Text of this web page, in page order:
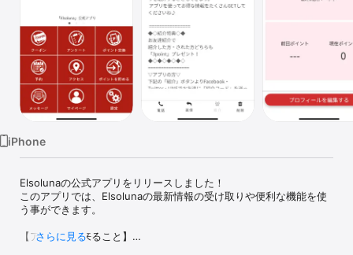
iPhone
Elsolunaの公式アプリをリリースしました！
このアプリでは、Elsolunaの最新情報の受け取りや便利な機能を使
う事ができます。
【アプリで出来ること】
さらに見る